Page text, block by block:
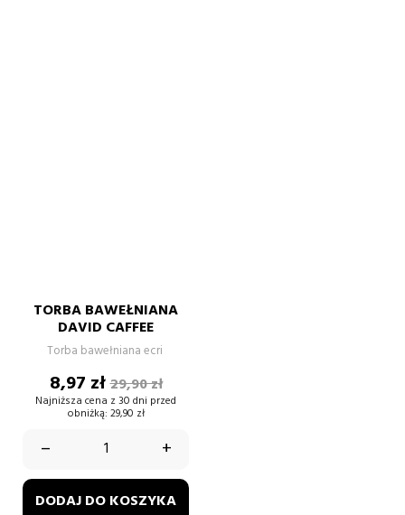
TORBA BAWEŁNIANA
DAVID CAFFEE
Torba bawełniana ecri
Cena
8,97 złCena
podstawowa
29,90 zł
Najniższa cena z 30 dni przed
obniżką: 29,90 zł
– +
DODAJ DO KOSZYKA